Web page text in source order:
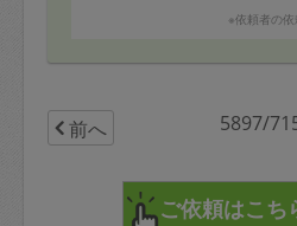
ど、進めてもらっても良いかも
いました！
※依頼者の依
前へ 5897/